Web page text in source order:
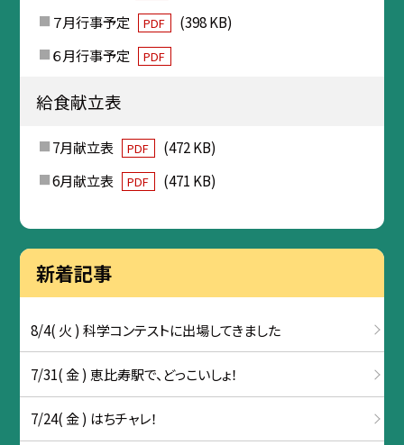
７月行事予定
PDF
(398 KB)
６月行事予定
PDF
給食献立表
7月献立表 PDF
(472 KB)
6月献立表
PDF (471 KB)
新着記事
8/4( 火 ) 科学コンテストに出場してきました
7/31( 金 ) 恵比寿駅で、どっこいしょ！
7/24( 金 ) はちチャレ！